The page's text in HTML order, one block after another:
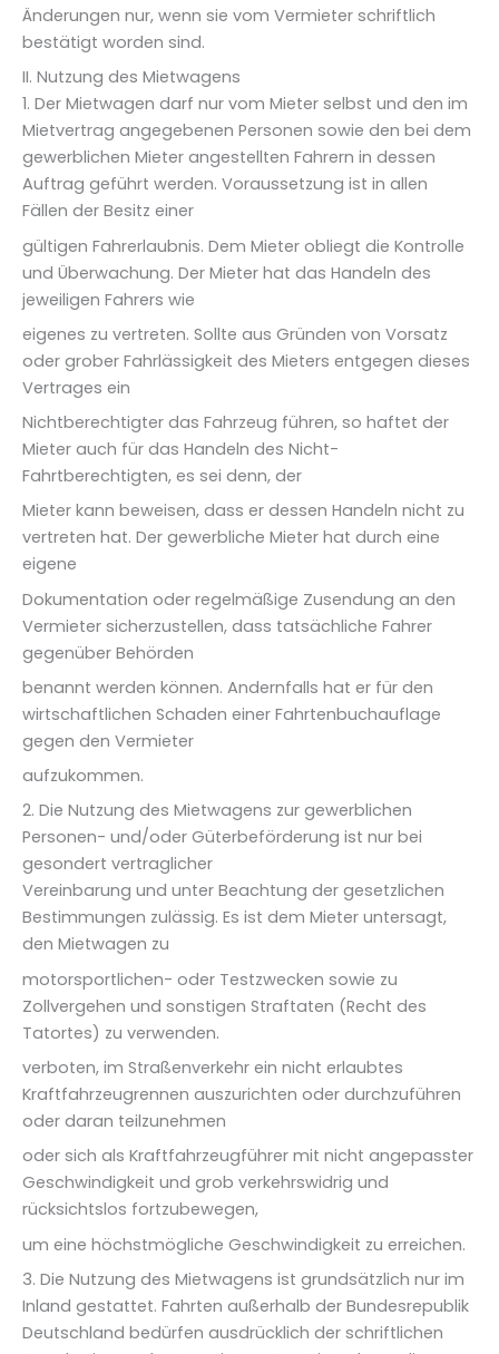
Änderungen nur, wenn sie vom Vermieter schriftlich
bestätigt worden sind.
II. Nutzung des Mietwagens
1. Der Mietwagen darf nur vom Mieter selbst und den im
Mietvertrag angegebenen Personen sowie den bei dem
gewerblichen Mieter angestellten Fahrern in dessen
Auftrag geführt werden. Voraussetzung ist in allen
Fällen der Besitz einer
gültigen Fahrerlaubnis. Dem Mieter obliegt die Kontrolle
und Überwachung. Der Mieter hat das Handeln des
jeweiligen Fahrers wie
eigenes zu vertreten. Sollte aus Gründen von Vorsatz
oder grober Fahrlässigkeit des Mieters entgegen dieses
Vertrages ein
Nichtberechtigter das Fahrzeug führen, so haftet der
Mieter auch für das Handeln des Nicht-
Fahrtberechtigten, es sei denn, der
Mieter kann beweisen, dass er dessen Handeln nicht zu
vertreten hat. Der gewerbliche Mieter hat durch eine
eigene
Dokumentation oder regelmäßige Zusendung an den
Vermieter sicherzustellen, dass tatsächliche Fahrer
gegenüber Behörden
benannt werden können. Andernfalls hat er für den
wirtschaftlichen Schaden einer Fahrtenbuchauflage
gegen den Vermieter
aufzukommen.
2. Die Nutzung des Mietwagens zur gewerblichen
Personen- und/oder Güterbeförderung ist nur bei
gesondert vertraglicher
Vereinbarung und unter Beachtung der gesetzlichen
Bestimmungen zulässig. Es ist dem Mieter untersagt,
den Mietwagen zu
motorsportlichen- oder Testzwecken sowie zu
Zollvergehen und sonstigen Straftaten (Recht des
Tatortes) zu verwenden.
verboten, im Straßenverkehr ein nicht erlaubtes
Kraftfahrzeugrennen auszurichten oder durchzuführen
oder daran teilzunehmen
oder sich als Kraftfahrzeugführer mit nicht angepasster
Geschwindigkeit und grob verkehrswidrig und
rücksichtslos fortzubewegen,
um eine höchstmögliche Geschwindigkeit zu erreichen.
3. Die Nutzung des Mietwagens ist grundsätzlich nur im
Inland gestattet. Fahrten außerhalb der Bundesrepublik
Deutschland bedürfen ausdrücklich der schriftlichen